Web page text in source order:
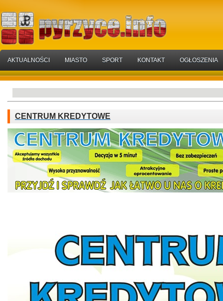
AKTUALNOŚCI MIASTO SPORT KONTAKT OGŁOSZENIA
CENTRUM KREDYTOWE